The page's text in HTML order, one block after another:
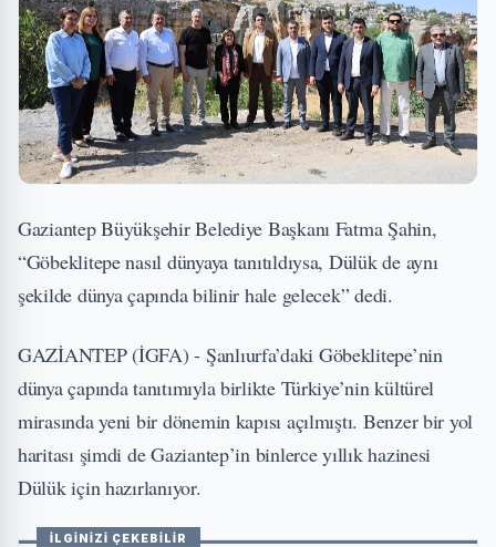
Gaziantep Büyükşehir Belediye Başkanı Fatma Şahin,
“Göbeklitepe nasıl dünyaya tanıtıldıysa, Dülük de aynı
şekilde dünya çapında bilinir hale gelecek” dedi.
GAZİANTEP (İGFA) - Şanlıurfa’daki Göbeklitepe’nin
dünya çapında tanıtımıyla birlikte Türkiye’nin kültürel
mirasında yeni bir dönemin kapısı açılmıştı. Benzer bir yol
haritası şimdi de Gaziantep’in binlerce yıllık hazinesi
Dülük için hazırlanıyor.
İLGİNİZİ ÇEKEBİLİR